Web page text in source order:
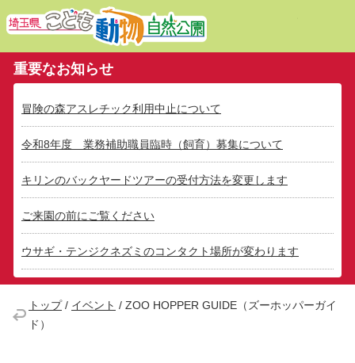
重要なお知らせ
冒険の森アスレチック利用中止について
令和8年度 業務補助職員臨時（飼育）募集について
キリンのバックヤードツアーの受付方法を変更します
ご来園の前にご覧ください
ウサギ・テンジクネズミのコンタクト場所が変わります
トップ/ イベント / ZOO HOPPER GUIDE（ズーホッパーガイ
ド）